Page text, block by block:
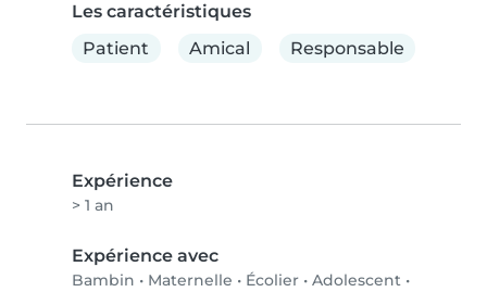
Les caractéristiques
Patient
Amical Responsable
Expérience
> 1 an
Expérience avec
Bambin • Maternelle • Écolier • Adolescent •